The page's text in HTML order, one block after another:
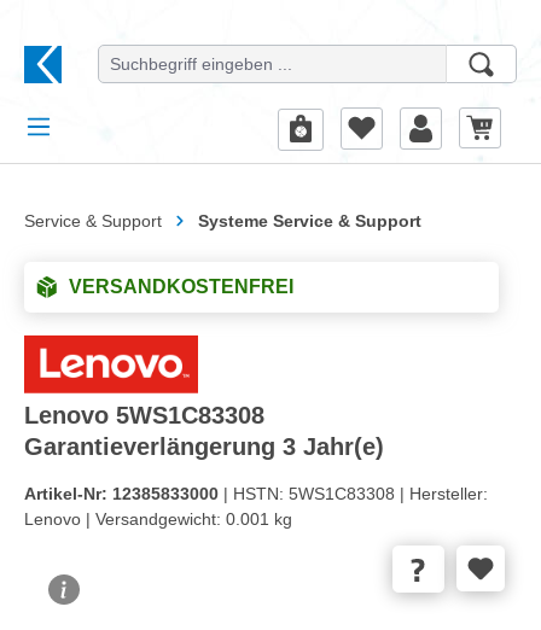
Service & Support Systeme Service & Support
VERSANDKOSTENFREI
Lenovo 5WS1C83308
Garantieverlängerung 3 Jahr(e)
Artikel-Nr: 12385833000 | HSTN: 5WS1C83308 | Hersteller:
Lenovo | Versandgewicht: 0.001 kg